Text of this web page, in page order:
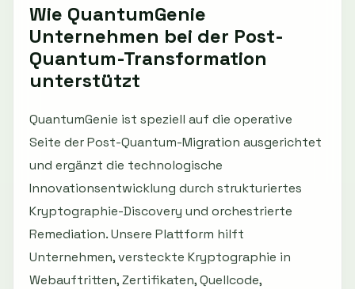
Wie QuantumGenie
Unternehmen bei der Post-
Quantum-Transformation
unterstützt
QuantumGenie ist speziell auf die operative
Seite der Post-Quantum-Migration ausgerichtet
und ergänzt die technologische
Innovationsentwicklung durch strukturiertes
Kryptographie-Discovery und orchestrierte
Remediation. Unsere Plattform hilft
Unternehmen, versteckte Kryptographie in
Webauftritten, Zertifikaten, Quellcode,